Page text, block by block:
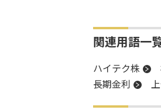
関連用語一
ハイテク株
長期金利